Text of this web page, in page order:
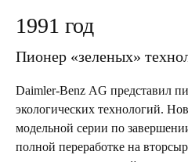
1991 год
Пионер «зеленых»
Daimler-Benz AG представил
экологических технологий.
модельной серии по
полной переработке на